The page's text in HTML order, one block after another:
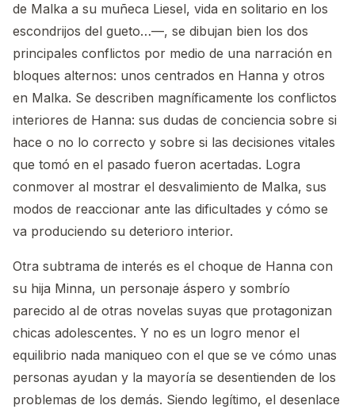
de Malka a su muñeca Liesel, vida en solitario en los
escondrijos del gueto…—, se dibujan bien los dos
principales conflictos por medio de una narración en
bloques alternos: unos centrados en Hanna y otros
en Malka. Se describen magníficamente los conflictos
interiores de Hanna: sus dudas de conciencia sobre si
hace o no lo correcto y sobre si las decisiones vitales
que tomó en el pasado fueron acertadas. Logra
conmover al mostrar el desvalimiento de Malka, sus
modos de reaccionar ante las dificultades y cómo se
va produciendo su deterioro interior.
Otra subtrama de interés es el choque de Hanna con
su hija Minna, un personaje áspero y sombrío
parecido al de otras novelas suyas que protagonizan
chicas adolescentes. Y no es un logro menor el
equilibrio nada maniqueo con el que se ve cómo unas
personas ayudan y la mayoría se desentienden de los
problemas de los demás. Siendo legítimo, el desenlace